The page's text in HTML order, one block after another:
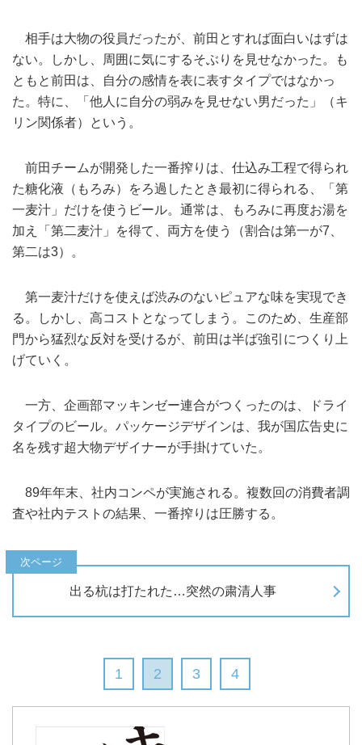
相手は大物の役員だったが、前田とすれば面白いはずは
ない。しかし、周囲に気にするそぶりを見せなかった。も
ともと前田は、自分の感情を表に表すタイプではなかっ
た。特に、「他人に自分の弱みを見せない男だった」（キ
リン関係者）という。
前田チームが開発した一番搾りは、仕込み工程で得られ
た糖化液（もろみ）をろ過したとき最初に得られる、「第
一麦汁」だけを使うビール。通常は、もろみに再度お湯を
加え「第二麦汁」を得て、両方を使う（割合は第一が7、
第二は3）。
第一麦汁だけを使えば渋みのないピュアな味を実現でき
る。しかし、高コストとなってしまう。このため、生産部
門から猛烈な反対を受けるが、前田は半ば強引につくり上
げていく。
一方、企画部マッキンゼー連合がつくったのは、ドライ
タイプのビール。パッケージデザインは、我が国広告史に
名を残す超大物デザイナーが手掛けていた。
89年年末、社内コンペが実施される。複数回の消費者調
査や社内テストの結果、一番搾りは圧勝する。
出る杭は打たれた…突然の粛清人事
1 2 3 4